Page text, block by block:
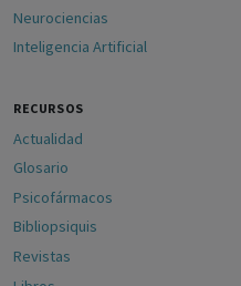
Neurociencias
Inteligencia Artificial
RECURSOS
Actualidad
Glosario
Psicofármacos
Bibliopsiquis
Revistas